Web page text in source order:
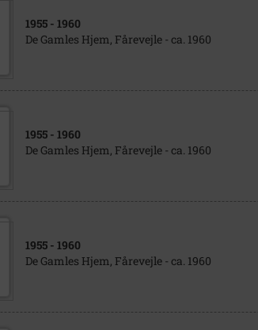
1955 - 1960
De Gamles Hjem, Fårevejle - ca. 1960
1955 - 1960
De Gamles Hjem, Fårevejle - ca. 1960
1955 - 1960
De Gamles Hjem, Fårevejle - ca. 1960